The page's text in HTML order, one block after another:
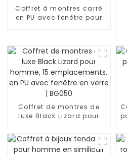
Coffret à montres carré
en PU avec fenêtre pour
Coffret de montres de
luxe Black Lizard pour
emplacements, en PU
avec fenêtre en verre |
BG050